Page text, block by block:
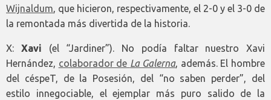
Wijnaldum, que hicieron, respectivamente, el 2-0 y el 3-0 de
la remontada más divertida de la historia.
X: Xavi (el “Jardiner”). No podía faltar nuestro Xavi
Hernández, colaborador de La Galerna, además. El hombre
del céspeT, de la Posesión, del “no saben perder”, del
estilo innegociable, el ejemplar más puro salido de la